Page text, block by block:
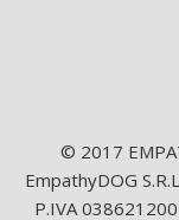
© 2017
EmpathyDOG
P.IVA